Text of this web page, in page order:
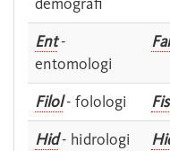
Ent-
entomologi
Filol- folologi Fis
Hid- hidrologi